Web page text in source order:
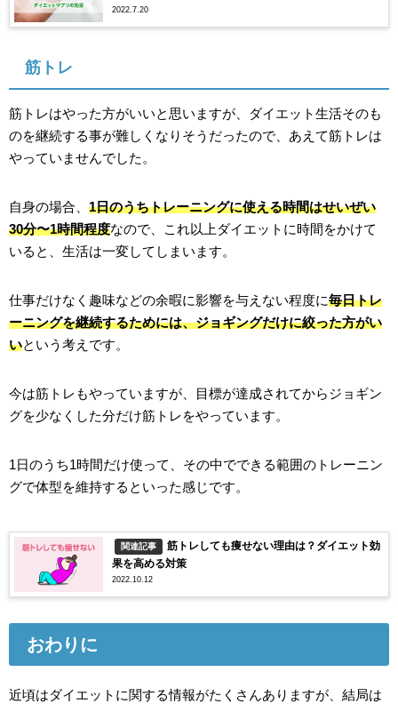
2022.7.20
筋トレ
筋トレはやった方がいいと思いますが、ダイエット生活そのも
のを継続する事が難しくなりそうだったので、あえて筋トレは
やっていませんでした。
自身の場合、 1日のうちトレーニングに使える時間はせいぜい
30分〜1時間程度なので、これ以上ダイエットに時間をかけて
いると、生活は一変してしまいます。
仕事だけなく趣味などの余暇に影響を与えない程度に毎日トレ
ーニングを継続するためには、ジョギングだけに絞った方がい
いという考えです。
今は筋トレもやっていますが、目標が達成されてからジョギン
グを少なくした分だけ筋トレをやっています。
1日のうち1時間だけ使って、その中でできる範囲のトレーニン
グで体型を維持するといった感じです。
関連記事
筋トレしても痩せない理由は？ダイエット効
果を高める対策
2022.10.12
おわりに
近頃はダイエットに関する情報がたくさんありますが、結局は